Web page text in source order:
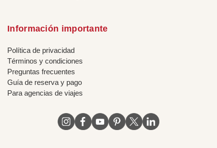
Información importante
Política de privacidad
Términos y condiciones
Preguntas frecuentes
Guía de reserva y pago
Para agencias de viajes